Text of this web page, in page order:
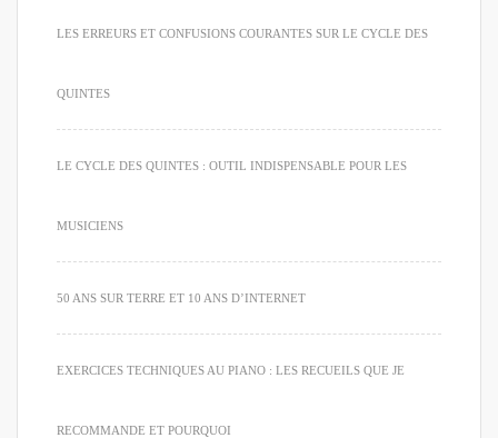
LES ERREURS ET CONFUSIONS COURANTES SUR LE CYCLE DES
QUINTES
LE CYCLE DES QUINTES : OUTIL INDISPENSABLE POUR LES
MUSICIENS
50 ANS SUR TERRE ET 10 ANS D’INTERNET
EXERCICES TECHNIQUES AU PIANO : LES RECUEILS QUE JE
RECOMMANDE ET POURQUOI